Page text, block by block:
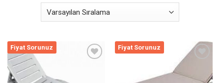
Fiyat Sorunuz Fiyat Sorunuz
Ekle